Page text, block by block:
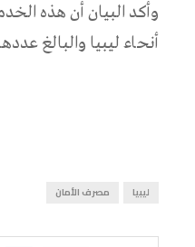
وأكد البيان أن هذه
أنحاء ليبيا والبالغ عددها حوالي
ليبيا مصرف الأمان